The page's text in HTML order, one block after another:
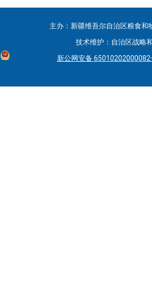
主办：新疆维吾尔自治区粮食
技术维护：自治区战略
新公网安备 65010202000082